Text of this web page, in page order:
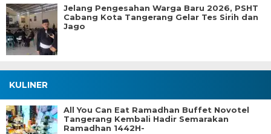
Jelang Pengesahan Warga Baru 2026, PSHT
Cabang Kota Tangerang Gelar Tes Sirih dan
Jago
KULINER
All You Can Eat Ramadhan Buffet Novotel
Tangerang Kembali Hadir Semarakan
Ramadhan 1442H-